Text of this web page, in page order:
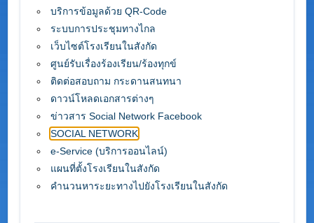
บริการข้อมูลด้วย QR-Code
ระบบการประชุมทางไกล
เว็บไซต์โรงเรียนในสังกัด
ศูนย์รับเรื่องร้องเรียน/ร้องทุกข์
ติดต่อสอบถาม กระดานสนทนา
ดาวน์โหลดเอกสารต่างๆ
ข่าวสาร Social Network Facebook
SOCIAL NETWORK
e-Service (บริการออนไลน์)
แผนที่ตั้งโรงเรียนในสังกัด
คำนวนหาระยะทางไปยังโรงเรียนในสังกัด